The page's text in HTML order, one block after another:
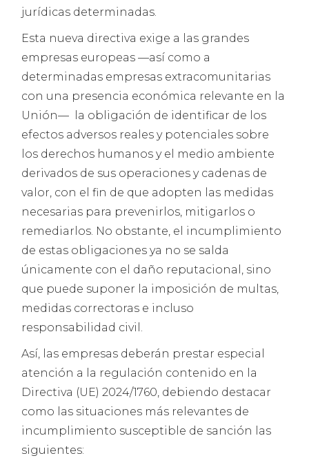
jurídicas determinadas.
Esta nueva directiva exige a las grandes
empresas europeas —así como a
determinadas empresas extracomunitarias
con una presencia económica relevante en la
Unión— la obligación de identificar de los
efectos adversos reales y potenciales sobre
los derechos humanos y el medio ambiente
derivados de sus operaciones y cadenas de
valor, con el fin de que adopten las medidas
necesarias para prevenirlos, mitigarlos o
remediarlos. No obstante, el incumplimiento
de estas obligaciones ya no se salda
únicamente con el daño reputacional, sino
que puede suponer la imposición de multas,
medidas correctoras e incluso
responsabilidad civil.
Así, las empresas deberán prestar especial
atención a la regulación contenido en la
Directiva (UE) 2024/1760, debiendo destacar
como las situaciones más relevantes de
incumplimiento susceptible de sanción las
siguientes: